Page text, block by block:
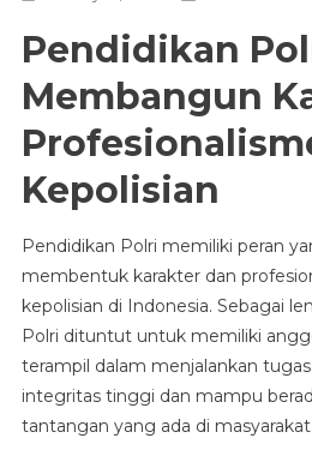
Pendidikan
Membangun
Kepolisian
Pendidikan Polri memiliki peran
membentuk karakter dan
kepolisian di Indonesia. Sebagai
Polri dituntut untuk memiliki
terampil dalam menjalankan
integritas tinggi dan mampu
tantangan yang ada di masyarakat.